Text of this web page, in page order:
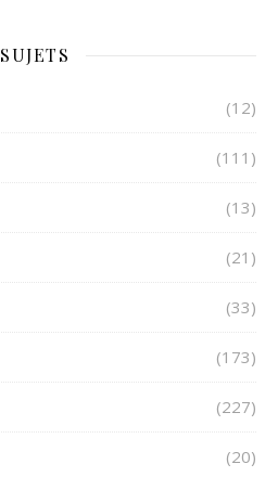
SUJETS
(12)
(111)
(13)
(21)
(33)
(173)
(227)
(20)